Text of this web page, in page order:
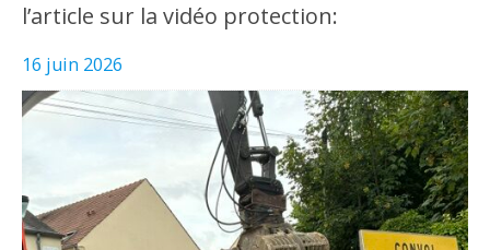
l’article sur la vidéo protection:
16 juin 2026